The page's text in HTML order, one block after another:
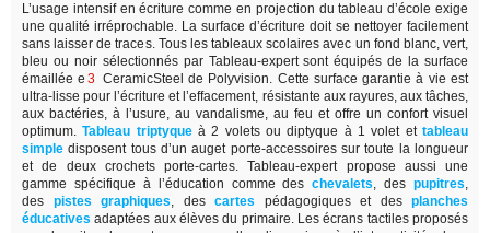
L’usage intensif en écriture comme en projection du tableau d’école exige
une qualité irréprochable. La surface d’écriture doit se nettoyer facilement
sans laisser de traces. Tous les tableaux scolaires avec un fond blanc, vert,
bleu ou noir sélectionnés par Tableau-expert sont équipés de la surface
émaillée e 3 CeramicSteel de Polyvision. Cette surface garantie à vie est
ultra-lisse pour l’écriture et l’effacement, résistante aux rayures, aux tâches,
aux bactéries, à l’usure, au vandalisme, au feu et offre un confort visuel
optimum. Tableau triptyque à 2 volets ou diptyque à 1 volet et tableau
simple disposent tous d’un auget porte-accessoires sur toute la longueur
et de deux crochets porte-cartes. Tableau-expert propose aussi une
gamme spécifique à l’éducation comme des chevalets, des pupitres,
des
pistes graphiques, des cartes pédagogiques et des
planches
éducatives adaptées aux élèves du primaire. Les écrans tactiles proposés